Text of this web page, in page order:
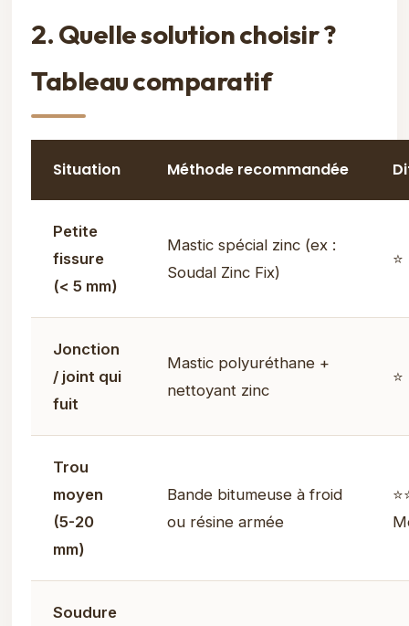
2. Quelle solution choisir ?
Tableau comparatif
Situation Méthode recommandée
Petite
fissure
(< 5 mm)
Mastic spécial zinc (ex :
Soudal Zinc Fix)
Jonction
/ joint qui
fuit
Mastic polyuréthane +
nettoyant zinc
Trou
moyen
(5-20
mm)
Bande bitumeuse à froid
ou résine armée
Soudure